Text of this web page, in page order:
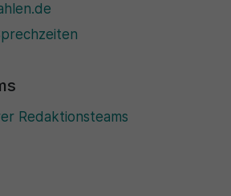
Redaktionsteams